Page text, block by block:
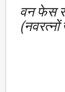
वन फेस